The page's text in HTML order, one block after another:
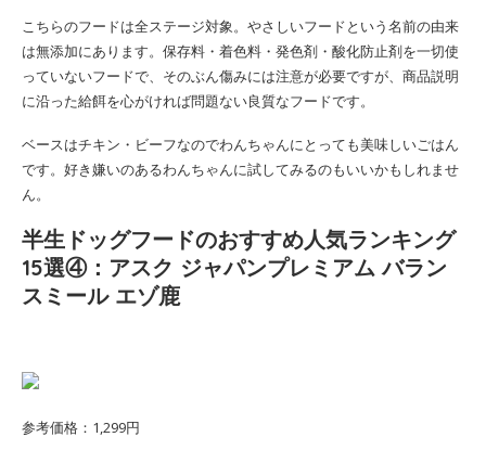
こちらのフードは全ステージ対象。やさしいフードという名前の由来
は無添加にあります。保存料・着色料・発色剤・酸化防止剤を一切使
っていないフードで、そのぶん傷みには注意が必要ですが、商品説明
に沿った給餌を心がければ問題ない良質なフードです。
ベースはチキン・ビーフなのでわんちゃんにとっても美味しいごはん
です。好き嫌いのあるわんちゃんに試してみるのもいいかもしれませ
ん。
半生ドッグフードのおすすめ人気ランキング
15選④：アスク ジャパンプレミアム バラン
スミール エゾ鹿
参考価格：1,299円